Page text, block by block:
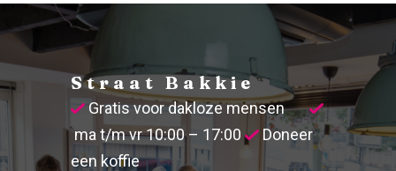
Straat Bakkie
Gratis voor dakloze mensen
ma t/m vr 10:00 – 17:00
Doneer
een koffie